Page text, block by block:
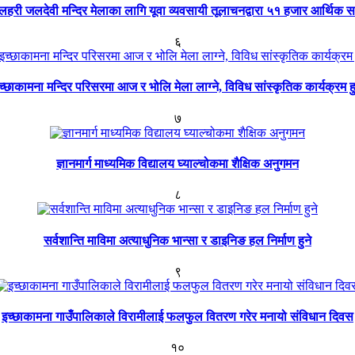
जलदेवी मन्दिर मेलाका लागि यूवा व्यवसायी तूलाचनद्वारा ५१ हजार आर्थिक
६
मन्दिर परिसरमा आज र भोलि मेला लाग्ने, विविध सांस्कृतिक कार्यक्रम
७
ज्ञानमार्ग माध्यमिक विद्यालय घ्याल्चोकमा शैक्षिक अनुगमन
८
सर्वशान्ति माविमा अत्याधुनिक भान्सा र डाइनिङ हल निर्माण हुने
९
इच्छाकामना गाउँपालिकाले विरामीलाई फलफुल वितरण गरेर मनायो संविधान दिवस
१०